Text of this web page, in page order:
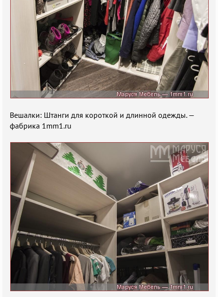
Вешалки: Штанги для короткой и длинной одежды. —
фабрика 1mm1.ru